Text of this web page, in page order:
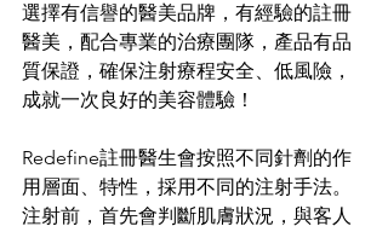
選擇有信譽的醫美品牌，有經驗的註冊
醫美，配合專業的治療團隊，產品有品
質保證，確保注射療程安全、低風險，
成就一次良好的美容體驗！
Redefine註冊醫生會按照不同針劑的作
用層面、特性，採用不同的注射手法。
注射前，首先會判斷肌膚狀況，與客人